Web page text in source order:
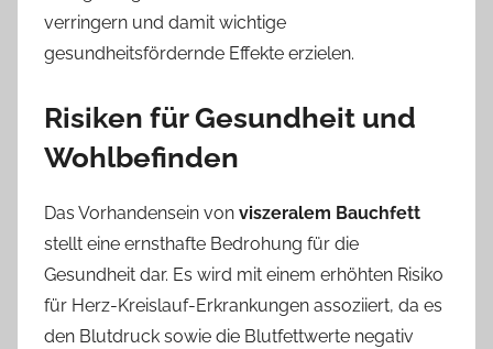
verringern und damit wichtige
gesundheitsfördernde Effekte erzielen.
Risiken für Gesundheit und
Wohlbefinden
Das Vorhandensein von viszeralem Bauchfett
stellt eine ernsthafte Bedrohung für die
Gesundheit dar. Es wird mit einem erhöhten Risiko
für Herz-Kreislauf-Erkrankungen assoziiert, da es
den Blutdruck sowie die Blutfettwerte negativ